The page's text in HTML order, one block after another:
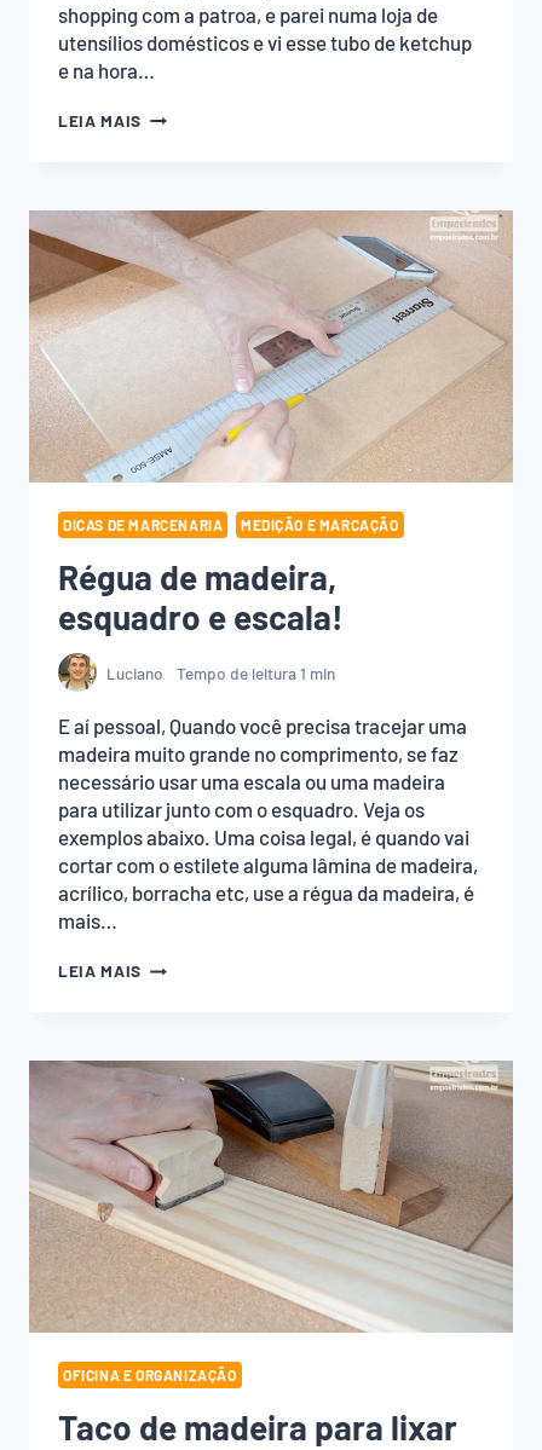
shopping com a patroa, e parei numa loja de
utensílios domésticos e vi esse tubo de ketchup
e na hora…
LEIA MAIS TUBO
COLA
BRANCA
DICAS DE MARCENARIA MEDIÇÃO E MARCAÇÃO
Régua de madeira,
esquadro e escala!
Luciano Tempo de leitura1 min
E aí pessoal, Quando você precisa tracejar uma
madeira muito grande no comprimento, se faz
necessário usar uma escala ou uma madeira
para utilizar junto com o esquadro. Veja os
exemplos abaixo. Uma coisa legal, é quando vai
cortar com o estilete alguma lâmina de madeira,
acrílico, borracha etc, use a régua da madeira, é
mais…
LEIA MAIS RÉGUA
E
ESCALA!
OFICINA E ORGANIZAÇÃO
Taco de madeira para lixar